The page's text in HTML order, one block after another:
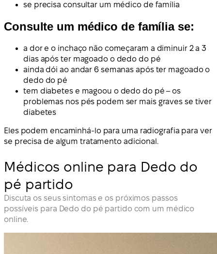
se precisa consultar um médico de família
Consulte um médico de família se:
a dor e o inchaço não começaram a diminuir 2 a 3
dias após ter magoado o dedo do pé
ainda dói ao andar 6 semanas após ter magoado o
dedo do pé
tem diabetes e magoou o dedo do pé – os
problemas nos pés podem ser mais graves se tiver
diabetes
Eles podem encaminhá-lo para uma radiografia para ver
se precisa de algum tratamento adicional.
Médicos online para Dedo do
pé partido
Discuta os seus sintomas e os próximos passos
possíveis para Dedo do pé partido com um médico
online.